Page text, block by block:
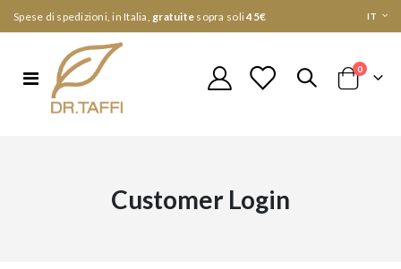
Spese di spedizioni, in Italia, gratuite sopra soli45€ Lingua
IT
Toggle
Nav
Cart
0elementi
Customer Login